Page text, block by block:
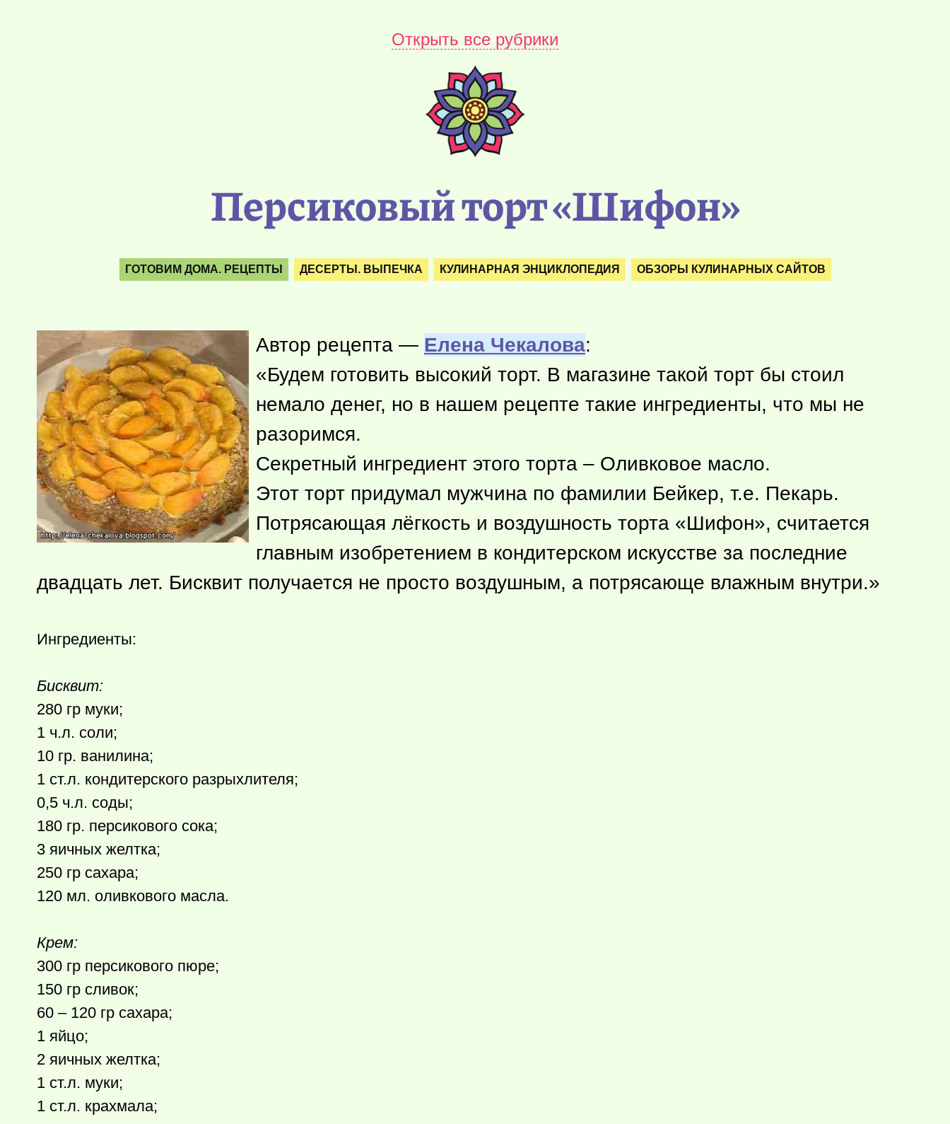
Открыть все рубрики
Персиковый торт «Шифон»
ГОТОВИМ ДОМА. РЕЦЕПТЫ ДЕСЕРТЫ. ВЫПЕЧКА КУЛИНАРНАЯ ЭНЦИКЛОПЕДИЯ ОБЗОРЫ КУЛИНАРНЫХ САЙТОВ
Автор рецепта — Елена Чекалова:
«Будем готовить высокий торт. В магазине такой торт бы стоил
немало денег, но в нашем рецепте такие ингредиенты, что мы не
разоримся.
Секретный ингредиент этого торта – Оливковое масло.
Этот торт придумал мужчина по фамилии Бейкер, т.е. Пекарь.
Потрясающая лёгкость и воздушность торта «Шифон», считается
главным изобретением в кондитерском искусстве за последние
двадцать лет. Бисквит получается не просто воздушным, а потрясающе влажным внутри.»
Ингредиенты:
Бисквит:
280 гр муки;
1 ч.л. соли;
10 гр. ванилина;
1 ст.л. кондитерского разрыхлителя;
0,5 ч.л. соды;
180 гр. персикового сока;
3 яичных желтка;
250 гр сахара;
120 мл. оливкового масла.
Крем:
300 гр персикового пюре;
150 гр сливок;
60 – 120 гр сахара;
1 яйцо;
2 яичных желтка;
1 ст.л. муки;
1 ст.л. крахмала;